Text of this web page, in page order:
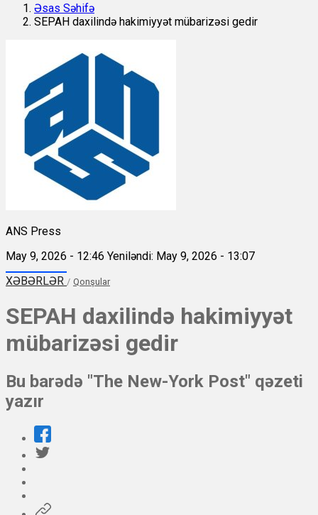
Əsas Səhifə
SEPAH daxilində hakimiyyət mübarizəsi gedir
ANS Press
May 9, 2026 - 12:46 Yeniləndi: May 9, 2026 - 13:07
XƏBƏRLƏR / Qonşular
SEPAH daxilində hakimiyyət
mübarizəsi gedir
Bu barədə "The New-York Post" qəzeti
yazır